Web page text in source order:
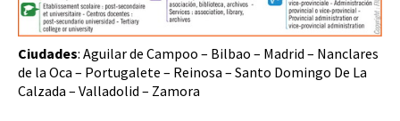
Ciudades: Aguilar de Campoo – Bilbao – Madrid – Nanclares
de la Oca – Portugalete – Reinosa – Santo Domingo De La
Calzada – Valladolid – Zamora